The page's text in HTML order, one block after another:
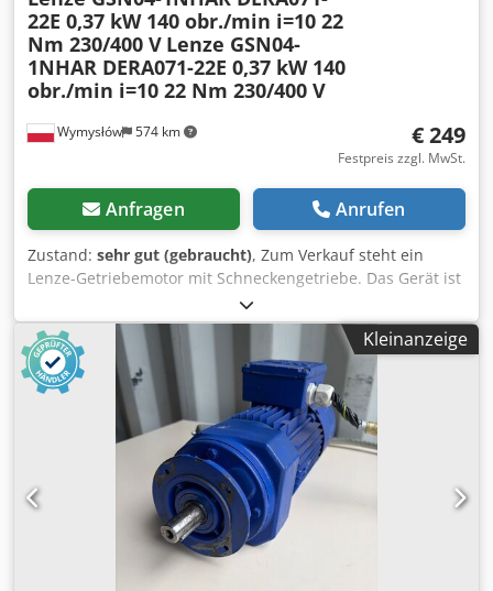
Wymysłów 574 km
22E 0,37 kW 140 obr./min i=10 22
Nm 230/400 V Lenze GSN04-
1NHAR DERA071-22E 0,37 kW 140
obr./min i=10 22 Nm 230/400 V
€ 249
Festpreis zzgl. MwSt.
Anfragen Anrufen
Zustand: sehr gut (gebraucht), Zum Verkauf steht ein
Lenze-Getriebemotor mit Schneckengetriebe. Das Gerät ist
zu 100 % funktionsfähig, getestet und einsatzbereit. Der
technische Zustand ist sehr gut, es sind lediglich normale
Gebrauchsspuren erkennbar, die auf den Betrieb
zurückzuführen sind. Ideal geeignet für den Antrieb von
Förderbändern, Dosieranlagen, Industrieanlagen,
Rührwerken und anderen Geräten, die einen
zuverlässigen Antrieb mit hohem Drehmoment benötigen.
Technische Daten: Hersteller: Lenze Motortyp: DERA 071-
22E Getriebetyp: GSN04-1NHAR Leistung: 0,37 kW (50 Hz)
Spannung: 3×230/400 V Frequenz: 50 Hz Motordrehzahl:
1400 U/min Ausgangsdrehzahl: 140 U/min
Übersetzungsverhältnis: i = 10 Drehmoment: 22 Nm
Schutzart: IP55 Isolationsklasse: F Dkedpfxoznb Ivj Aiwsr
Kleinanzeige